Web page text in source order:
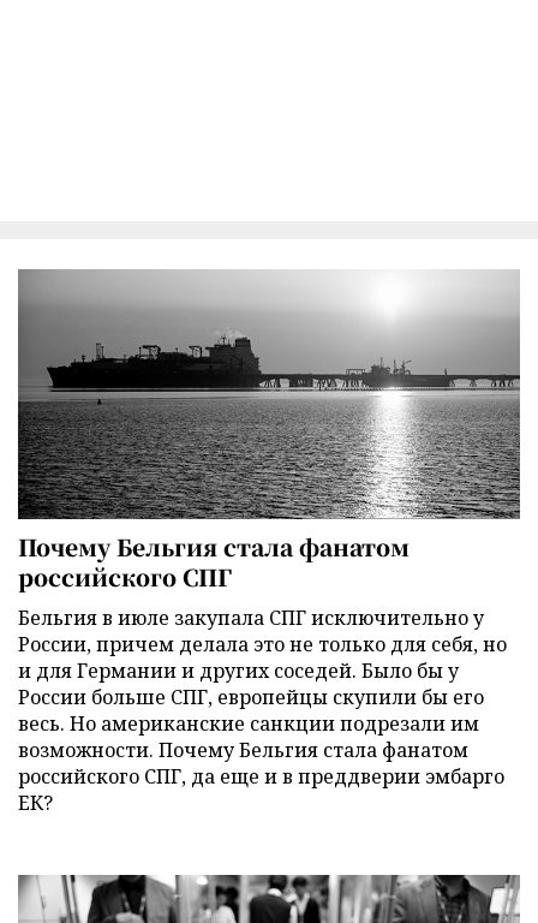
Почему Бельгия стала фанатом
российского СПГ
Бельгия в июле закупала СПГ исключительно у
России, причем делала это не только для себя, но
и для Германии и других соседей. Было бы у
России больше СПГ, европейцы скупили бы его
весь. Но американские санкции подрезали им
возможности. Почему Бельгия стала фанатом
российского СПГ, да еще и в преддверии эмбарго
ЕК?